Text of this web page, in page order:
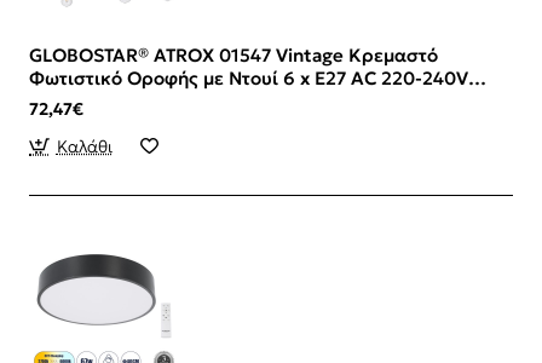
GLOBOSTAR® ATROX 01547 Vintage Κρεμαστό
Φωτιστικό Οροφής με Ντουί 6 x E27 AC 220-240V
IP20 - Μπεζ - Μ200 x Π200 x Υ100cm
72,47€
Καλάθι